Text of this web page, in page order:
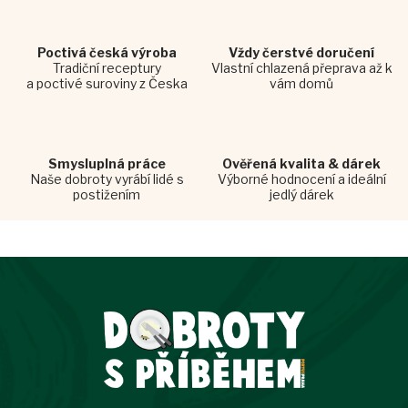
v
Poctivá česká výroba
Tradiční receptury
a poctivé suroviny z Česka
Vždy čerstvé doručení
Vlastní chlazená přeprava až k
vám domů
Smysluplná práce
Naše dobroty vyrábí lidé s
postižením
Ověřená kvalita & dárek
Výborné hodnocení a ideální
jedlý dárek